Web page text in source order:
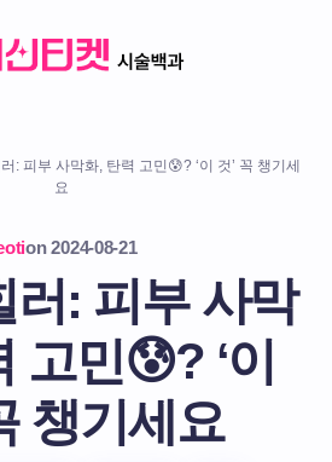
: 피부 사막화, 탄력 고민😰? ‘이 것’ 꼭 챙기세
요
on 2024-08-21
러: 피부 사막
고민😰? ‘이
챙기세요